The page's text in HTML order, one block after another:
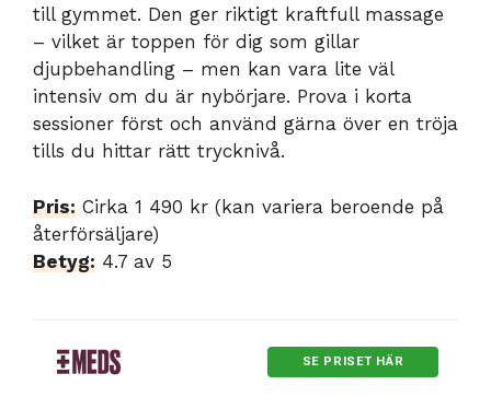
till gymmet. Den ger riktigt kraftfull massage
– vilket är toppen för dig som gillar
djupbehandling – men kan vara lite väl
intensiv om du är nybörjare. Prova i korta
sessioner först och använd gärna över en tröja
tills du hittar rätt trycknivå.
Pris: Cirka 1 490 kr (kan variera beroende på
återförsäljare)
Betyg: 4.7 av 5
SE PRISET HÄR